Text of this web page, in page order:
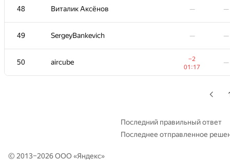
48 Виталик Аксёнов — —
49 SergeyBankevich — —
50 aircube
−2
01:17
—
31 ACube
01:05
32 hsdfegrs
01:10
33 MuravjevSlava
−2
01:19
— —
Последний правильный ответ
Последнее отправленное
© 2013–2026 ООО «Яндекс»